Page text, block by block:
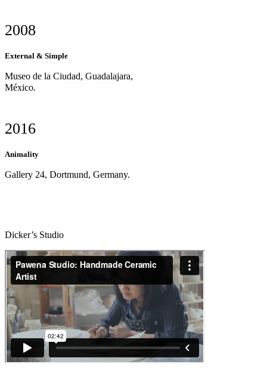
2008
External & Simple
Museo de la Ciudad, Guadalajara,
México.
2016
Animality
Gallery 24, Dortmund, Germany.
Dicker’s Studio